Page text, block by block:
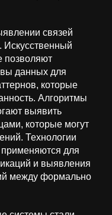
связей
Искусственный
позволяют
данных для
которые
Алгоритмы
выявить
которые могут
Технологии
применяются для
и выявления
между формально